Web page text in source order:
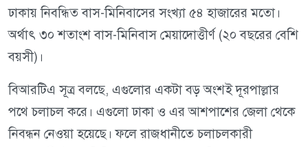
ঢাকায় নিবন্ধিত বাস-মিনিবাসের সংখ্যা ৫৪ হাজারের মতো।
অর্থাৎ ৩০ শতাংশ বাস-মিনিবাস মেয়াদোত্তীর্ণ (২০ বছরের বেশি
বয়সী)।
বিআরটিএ সূত্র বলছে, এগুলোর একটা বড় অংশই দূরপাল্লার
পথে চলাচল করে। এগুলো ঢাকা ও এর আশপাশের জেলা থেকে
নিবন্ধন নেওয়া হয়েছে। ফলে রাজধানীতে চলাচলকারী